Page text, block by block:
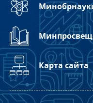
Карта сайта